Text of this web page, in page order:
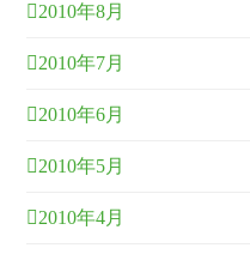
2010年8月
2010年7月
2010年6月
2010年5月
2010年4月